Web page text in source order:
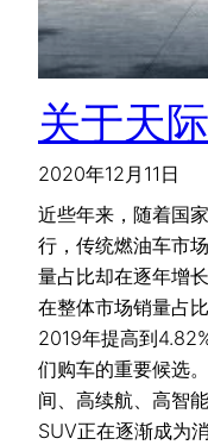
关于天
2020年12月11日
近些年来，随着国
行，传统燃油车市
量占比却在逐年增
在整体市场销量占
2019年提高到
们购车的重要候选
间、高续航、高智
SUV正在逐渐成为